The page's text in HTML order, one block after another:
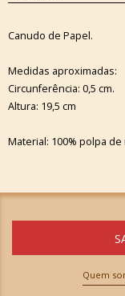
Canudo de Papel.
Medidas aproximadas:
Circunferência: 0,5 cm.
Altura: 19,5 cm
Material: 100% polpa
Quem